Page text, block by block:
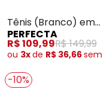
Tênis (Branco) em
Tecido
PERFECTA
R$ 109,99R$ 149,99
ou 3xde R$ 36,66sem
-10%